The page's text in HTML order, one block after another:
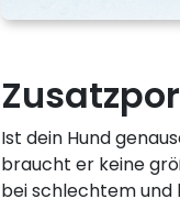
Ist dein Hund
braucht er keine
bei schlechtem